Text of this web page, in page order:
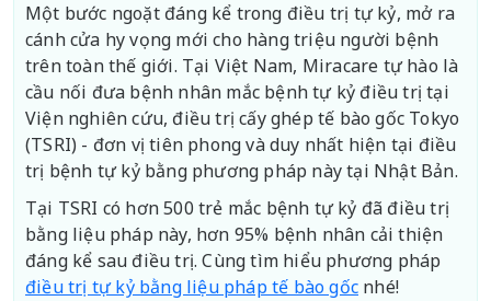
Một bước ngoặt đáng kể trong điều trị tự kỷ, mở ra
cánh cửa hy vọng mới cho hàng triệu người bệnh
trên toàn thế giới. Tại Việt Nam, Miracare tự hào là
cầu nối đưa bệnh nhân mắc bệnh tự kỷ điều trị tại
Viện nghiên cứu, điều trị cấy ghép tế bào gốc Tokyo
(TSRI) - đơn vị tiên phong và duy nhất hiện tại điều
trị bệnh tự kỷ bằng phương pháp này tại Nhật Bản.
Tại TSRI có hơn 500 trẻ mắc bệnh tự kỷ đã điều trị
bằng liệu pháp này, hơn 95% bệnh nhân cải thiện
đáng kể sau điều trị. Cùng tìm hiểu phương pháp
điều trị tự kỷ bằng liệu pháp tế bào gốc nhé!